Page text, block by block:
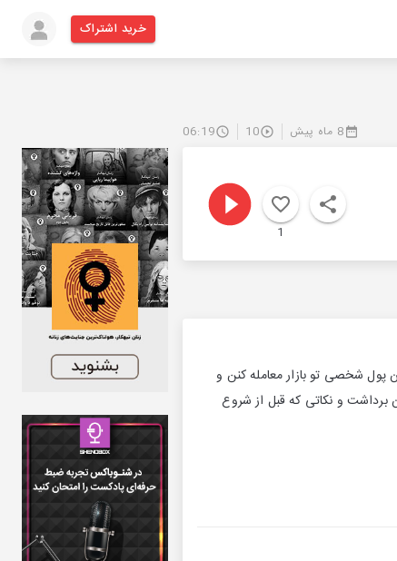
خرید اشتراک
8 ماه پیش 10
06:19
1
پول شخصی تو بازار معامله کنن و
و نکاتی که قبل از شروع